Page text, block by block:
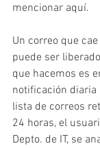
mencionar aquí.
Un correo que
puede ser
que hacemos es
notificación diaria
lista de correos
24 horas, el
Depto. de IT, se